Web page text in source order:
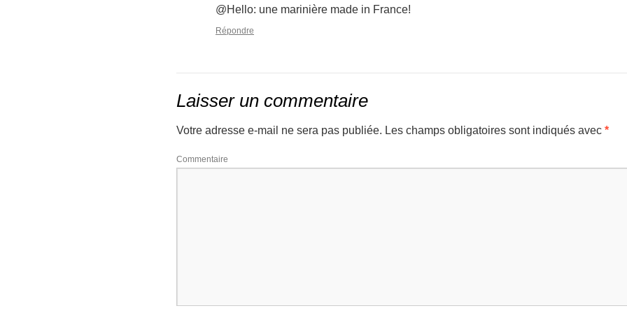
@Hello: une marinière made in France!
Répondre
Laisser un commentaire
Votre adresse e-mail ne sera pas publiée. Les champs obligatoires sont indiqués avec *